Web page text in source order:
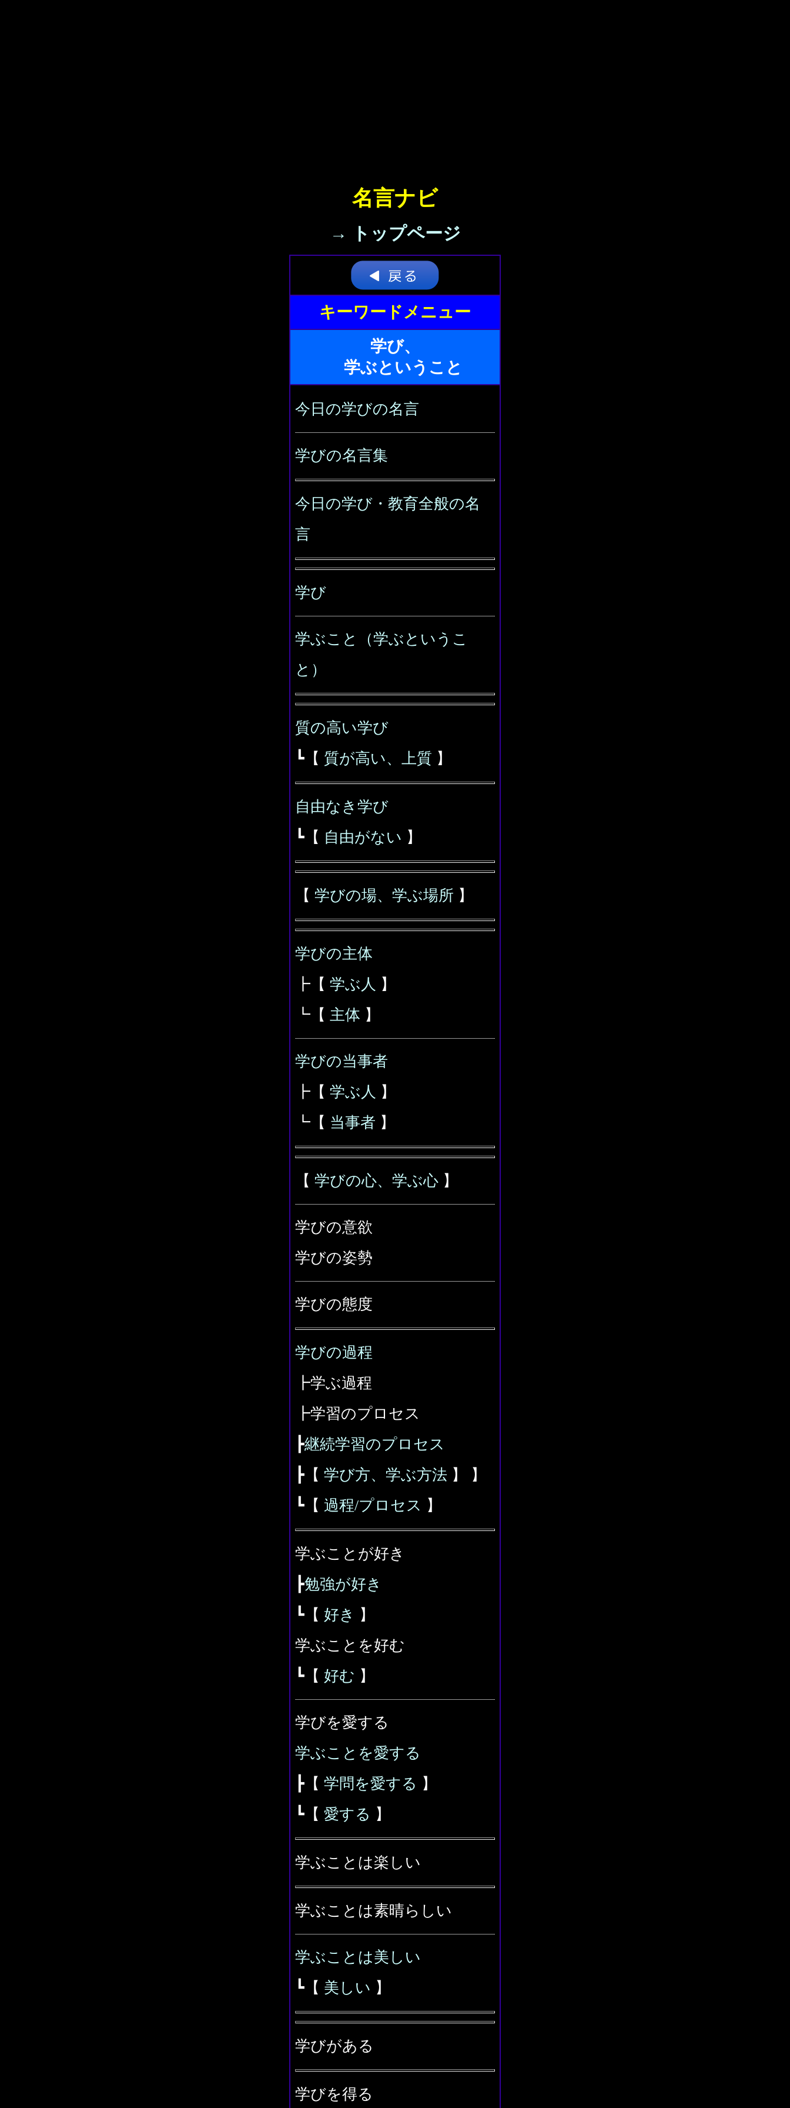
名言ナビ
→ トップページ
キーワードメニュー
学び、
学ぶということ
今日の学びの名言
学びの名言集
今日の学び・教育全般の名
言
学び
学ぶこと（学ぶというこ
と）
質の高い学び
┗【 質が高い、上質 】
自由なき学び
┗【 自由がない 】
【 学びの場、学ぶ場所 】
学びの主体
┣【 学ぶ人 】
┗【 主体 】
学びの当事者
┣【 学ぶ人 】
┗【 当事者 】
【 学びの心、学ぶ心 】
学びの意欲
学びの姿勢
学びの態度
学びの過程
┣学ぶ過程
┣学習のプロセス
┣継続学習のプロセス
┣【 学び方、学ぶ方法 】 】
┗【 過程/プロセス 】
学ぶことが好き
┣勉強が好き
┗【 好き
】
学ぶことを好む
┗【 好む 】
学びを愛する
学ぶことを愛する
┣【 学問を愛する 】
┗【 愛する 】
学ぶことは楽しい
学ぶことは素晴らしい
学ぶことは美しい
┗【 美しい 】
学びがある
学びを得る